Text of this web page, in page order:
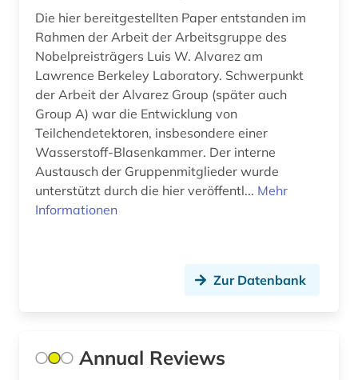
geschichte 1480-1900 (1)
geschützte topographien (1)
gesteinskunde (1)
gewerbliche schutzrechte (3)
gewerblicher rechtsschutz (4)
hardware (1)
Die hier bereitgestellten Paper entstanden im
Rahmen der Arbeit der Arbeitsgruppe des
Nobelpreisträgers Luis W. Alvarez am
Lawrence Berkeley Laboratory. Schwerpunkt
der Arbeit der Alvarez Group (später auch
Group A) war die Entwicklung von
Teilchendetektoren, insbesondere einer
Wasserstoff-Blasenkammer. Der interne
Austausch der Gruppenmitglieder wurde
unterstützt durch die hier veröffentl... Mehr
Informationen
Zur Datenbank
Annual Reviews